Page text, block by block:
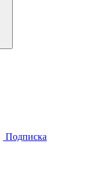
Подписка